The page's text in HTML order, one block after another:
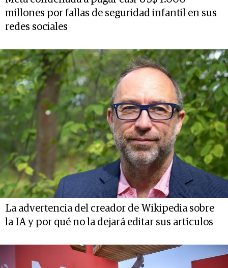
millones por fallas de seguridad infantil en sus
redes sociales
La advertencia del creador de Wikipedia sobre
la IA y por qué no la dejará editar sus artículos